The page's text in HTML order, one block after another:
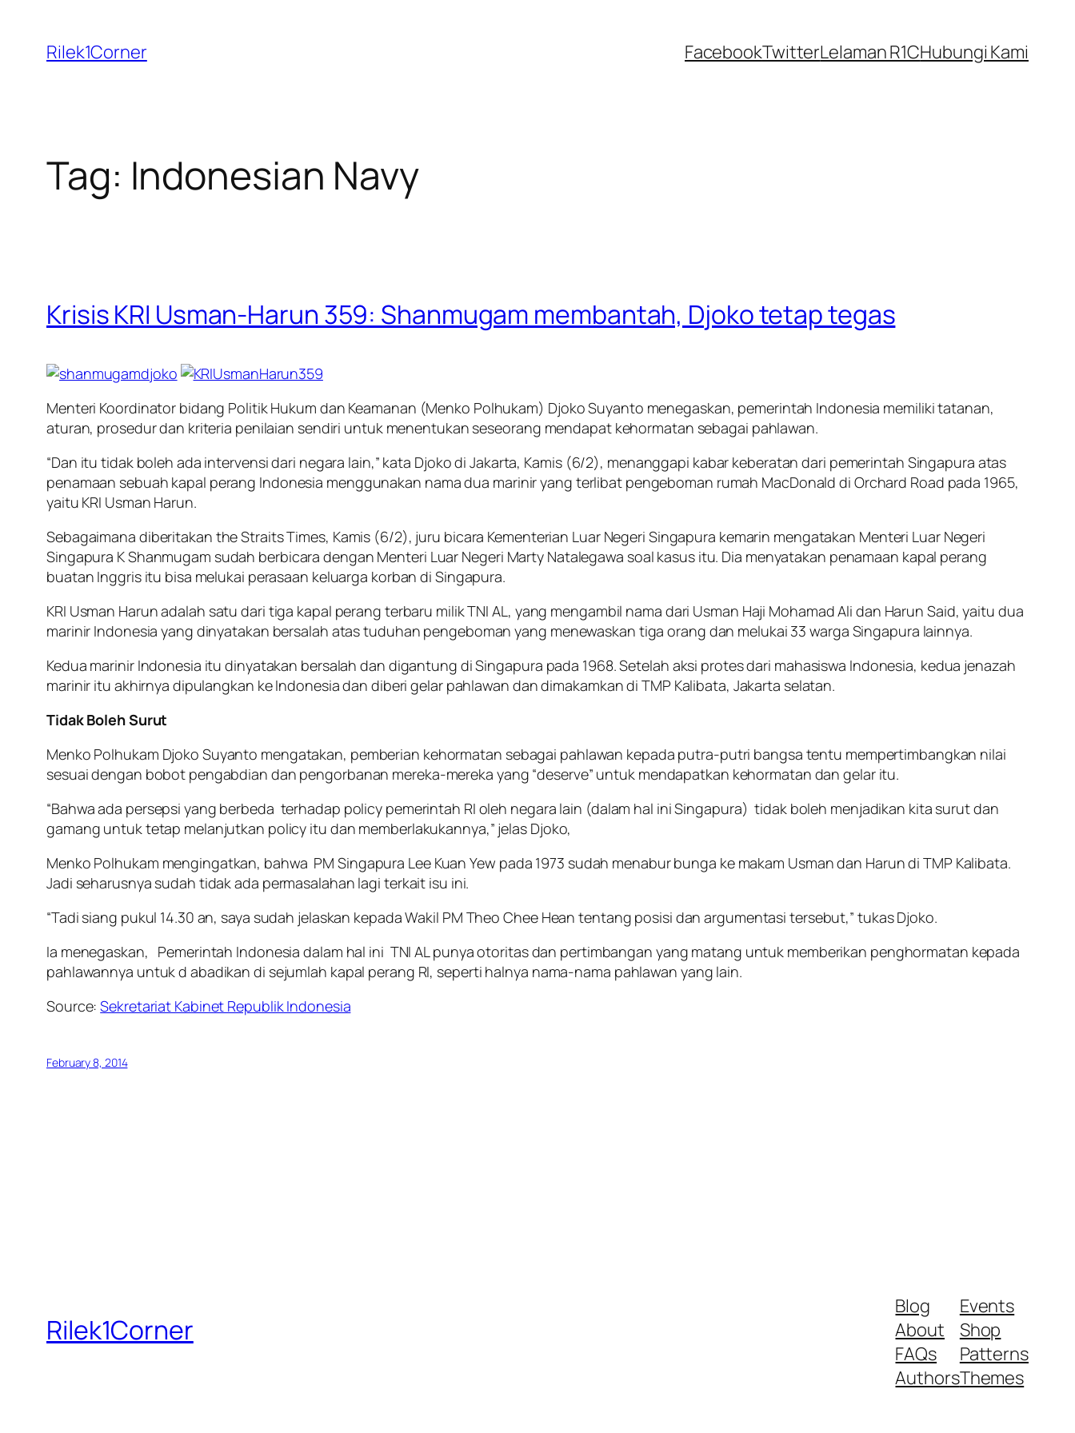
content
Rilek1Corner FacebookTwitterLelaman R1CHubungi Kami
Tag: Indonesian Navy
Krisis KRI Usman-Harun 359: Shanmugam membantah, Djoko tetap tegas
Menteri Koordinator bidang Politik Hukum dan Keamanan (Menko Polhukam) Djoko Suyanto menegaskan, pemerintah Indonesia memiliki tatanan,
aturan, prosedur dan kriteria penilaian sendiri untuk menentukan seseorang mendapat kehormatan sebagai pahlawan.
“Dan itu tidak boleh ada intervensi dari negara lain,” kata Djoko di Jakarta, Kamis (6/2), menanggapi kabar keberatan dari pemerintah Singapura atas
penamaan sebuah kapal perang Indonesia menggunakan nama dua marinir yang terlibat pengeboman rumah MacDonald di Orchard Road pada 1965,
yaitu KRI Usman Harun.
Sebagaimana diberitakan the Straits Times, Kamis (6/2), juru bicara Kementerian Luar Negeri Singapura kemarin mengatakan Menteri Luar Negeri
Singapura K Shanmugam sudah berbicara dengan Menteri Luar Negeri Marty Natalegawa soal kasus itu. Dia menyatakan penamaan kapal perang
buatan Inggris itu bisa melukai perasaan keluarga korban di Singapura.
KRI Usman Harun adalah satu dari tiga kapal perang terbaru milik TNI AL, yang mengambil nama dari Usman Haji Mohamad Ali dan Harun Said, yaitu dua
marinir Indonesia yang dinyatakan bersalah atas tuduhan pengeboman yang menewaskan tiga orang dan melukai 33 warga Singapura lainnya.
Kedua marinir Indonesia itu dinyatakan bersalah dan digantung di Singapura pada 1968. Setelah aksi protes dari mahasiswa Indonesia, kedua jenazah
marinir itu akhirnya dipulangkan ke Indonesia dan diberi gelar pahlawan dan dimakamkan di TMP Kalibata, Jakarta selatan.
Tidak Boleh Surut
Menko Polhukam Djoko Suyanto mengatakan, pemberian kehormatan sebagai pahlawan kepada putra-putri bangsa tentu mempertimbangkan nilai
sesuai dengan bobot pengabdian dan pengorbanan mereka-mereka yang “deserve” untuk mendapatkan kehormatan dan gelar itu.
“Bahwa ada persepsi yang berbeda terhadap policy pemerintah RI oleh negara lain (dalam hal ini Singapura) tidak boleh menjadikan kita surut dan
gamang untuk tetap melanjutkan policy itu dan memberlakukannya,” jelas Djoko,
Menko Polhukam mengingatkan, bahwa PM Singapura Lee Kuan Yew pada 1973 sudah menabur bunga ke makam Usman dan Harun di TMP Kalibata.
Jadi seharusnya sudah tidak ada permasalahan lagi terkait isu ini.
“Tadi siang pukul 14.30 an, saya sudah jelaskan kepada Wakil PM Theo Chee Hean tentang posisi dan argumentasi tersebut,” tukas Djoko.
Ia menegaskan, Pemerintah Indonesia dalam hal ini TNI AL punya otoritas dan pertimbangan yang matang untuk memberikan penghormatan kepada
pahlawannya untuk d abadikan di sejumlah kapal perang RI, seperti halnya nama-nama pahlawan yang lain.
Source:Sekretariat Kabinet Republik Indonesia
February 8, 2014
Rilek1Corner
Blog
About
FAQs
Authors
Events
Shop
Patterns
Themes